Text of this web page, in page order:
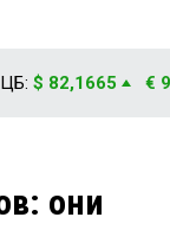
$ 82,1665 €
они